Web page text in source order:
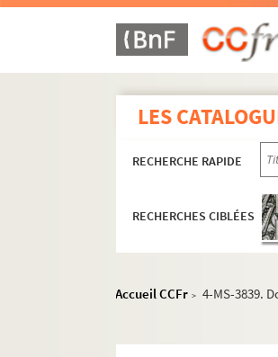
LES
RECHERCHE RAPIDE
RECHERCHES CIBLÉES
Accueil CCFr > 4-MS-3839.